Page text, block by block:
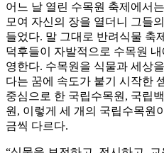
어느 날 열린 수목원 축제에서
모여 자신의 장을 열더니 그들
들었다. 말 그대로 반려식물 축
덕후들이 자발적으로 수목원
영한다. 수목원을 식물과 세상
다는 꿈에 속도가 붙기 시작한
중심으로 한 국립수목원, 국립
원, 이렇게 세 개의 국립수목원
금씩 다르다.